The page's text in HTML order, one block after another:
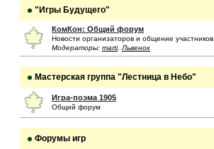
"Игры Будущего"
КомКон: Общий форум
Новости организаторов и общение участников
Модераторы: marti, Львенок
Мастерская группа "Лестница в Небо"
Игра-поэма 1905
Общий форум
Форумы игр